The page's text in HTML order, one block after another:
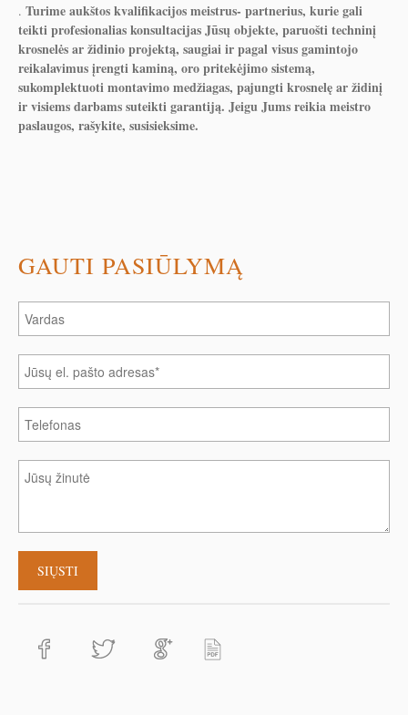
. Turime aukštos kvalifikacijos meistrus- partnerius, kurie gali
teikti profesionalias konsultacijas Jūsų objekte, paruošti techninį
krosnelės ar židinio projektą, saugiai ir pagal visus gamintojo
reikalavimus įrengti kaminą, oro pritekėjimo sistemą,
sukomplektuoti montavimo medžiagas, pajungti krosnelę ar židinį
ir visiems darbams suteikti garantiją. Jeigu Jums reikia meistro
paslaugos, rašykite, susisieksime.
GAUTI PASIŪLYMĄ